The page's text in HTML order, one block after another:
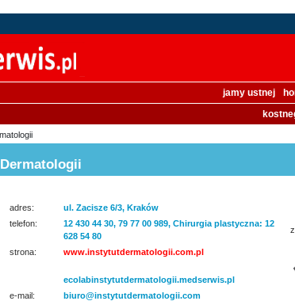
jamy ustnej
adres:
ul. Zacisze 6/3, Kraków
telefon:
12 430 44 30, 79 77 00 989, Chirurgia plastyczna: 12
628 54 80
strona:
www.instytutdermatologii.com.pl
ecolabinstytutdermatologii.medserwis.pl
e-mail:
biuro@instytutdermatologii.com